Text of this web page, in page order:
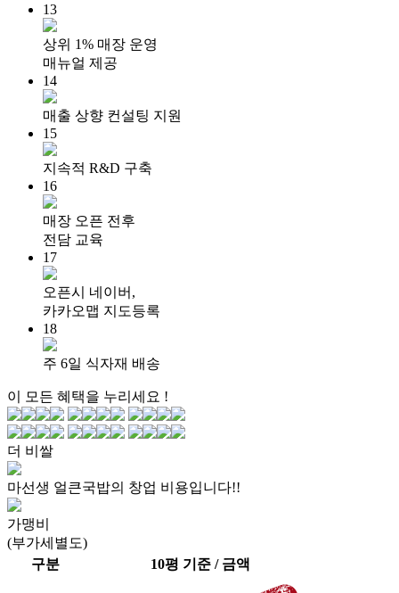
13
상위 1% 매장 운영
매뉴얼 제공
14
매출 상향 컨설팅 지원
15
지속적 R&D 구축
16
매장 오픈 전후
전담 교육
17
오픈시 네이버,
카카오맵 지도등록
18
주 6일 식자재 배송
이 모든 혜택을 누리세요 !
더 비쌀
마선생 얼큰국밥의 창업 비용입니다!!
가맹비
(부가세별도)
구분
10평 기준 / 금액